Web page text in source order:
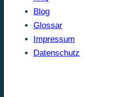
Blog
Glossar
Impressum
Datenschutz